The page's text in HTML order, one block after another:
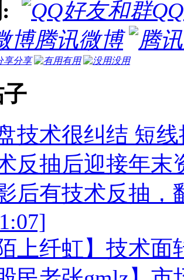
腾讯微博
分享 有用 没用
技术很纠结 短
反抽后迎接年末
后有技术反抽，
陌上纤虹】技术